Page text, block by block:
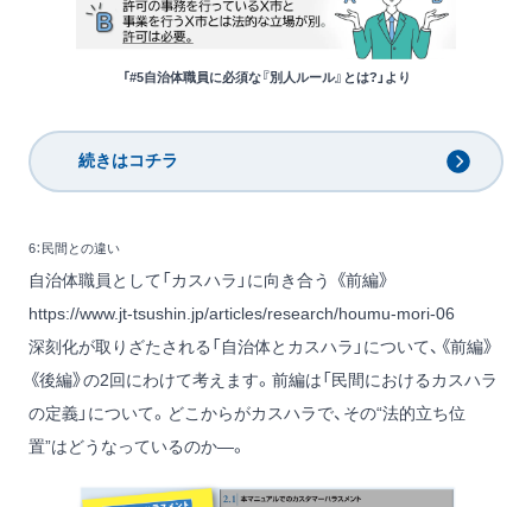
「#5自治体職員に必須な『別人ルール』とは?」より
続きはコチラ
6：民間との違い
自治体職員として「カスハラ」に向き合う 《前編》
https://www.jt-tsushin.jp/articles/research/houmu-mori-06
深刻化が取りざたされる「自治体とカスハラ」について、《前編》
《後編》の2回にわけて考えます。前編は「民間におけるカスハラ
の定義」について。どこからがカスハラで、その“法的立ち位
置”はどうなっているのか―。